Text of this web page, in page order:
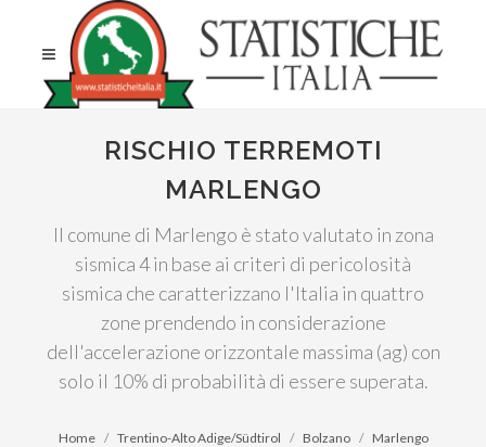
RISCHIO TERREMOTI
MARLENGO
Il comune di Marlengo è stato valutato in zona
sismica 4 in base ai criteri di pericolosità
sismica che caratterizzano l'Italia in quattro
zone prendendo in considerazione
dell'accelerazione orizzontale massima (ag) con
solo il 10% di probabilità di essere superata.
Home Trentino-Alto Adige/Südtirol Bolzano
Marlengo